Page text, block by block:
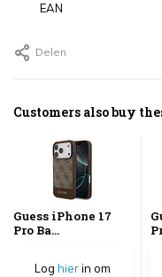
EAN
Delen
Customers also buy
Guess iPhone 17
Pro Ba...
Log hierin om